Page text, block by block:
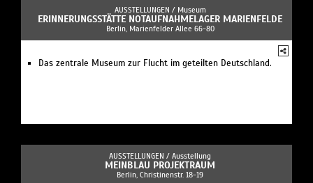
AUSSTELLUNGEN / Museum
ERINNERUNGSSTÄTTE NOTAUFNAHMELAGER MARIENFELDE
Berlin, Marienfelder Allee 66-80
Das zentrale Museum zur Flucht im geteilten Deutschland.
AUSSTELLUNGEN / Ausstellung
MEINBLAU PROJEKTRAUM
Berlin, Christinenstr. 18-19